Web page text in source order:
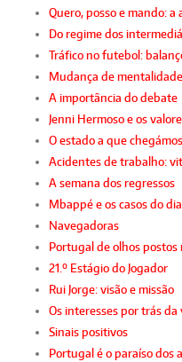
Quero, posso e mando:
Do regime dos
Tráfico no futebol:
Mudança de
A importância do debate
Jenni Hermoso e os
O estado a que chegámos
Acidentes de trabalho:
A semana dos regressos
Mbappé e os casos do
Navegadoras
Portugal de olhos
21.º Estágio do Jogador
Rui Jorge: visão e missão
Os interesses por trás da
Sinais positivos
Portugal é o paraíso dos